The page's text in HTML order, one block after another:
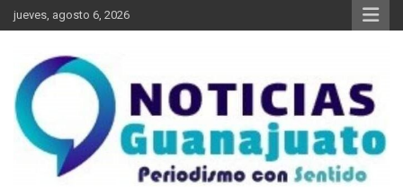
Skip
to
jueves, agosto 6, 2026